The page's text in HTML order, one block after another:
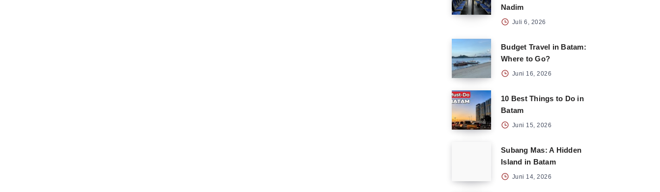
Nadim
Juli 6, 2026
Budget Travel in Batam:
Where to Go?
Juni 16, 2026
10 Best Things to Do in
Batam
Juni 15, 2026
Subang Mas: A Hidden
Island in Batam
Juni 14, 2026